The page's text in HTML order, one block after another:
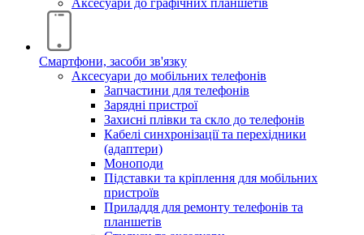
Аксесуари дo графічних планшетів
Смартфони, засоби зв'язку
Аксесуари до мобільних телефонів
Запчастини для телефонів
Зарядні пристрої
Захисні плівки та скло до телефонів
Кабелі синхронізації та перехідники
(адаптери)
Моноподи
Підставки та кріплення для мобільних
пристроїв
Приладдя для ремонту телефонів та
планшетів